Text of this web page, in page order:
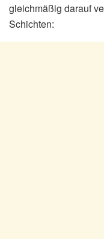
gleichmäßig darauf
Schichten: